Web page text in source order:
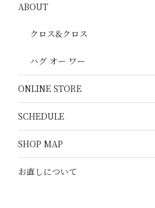
ABOUT
クロス&クロス
ハグ オー ワー
ONLINE STORE
SCHEDULE
SHOP MAP
お直しについて